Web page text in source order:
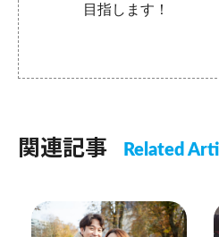
目指します！
関連記事 Related